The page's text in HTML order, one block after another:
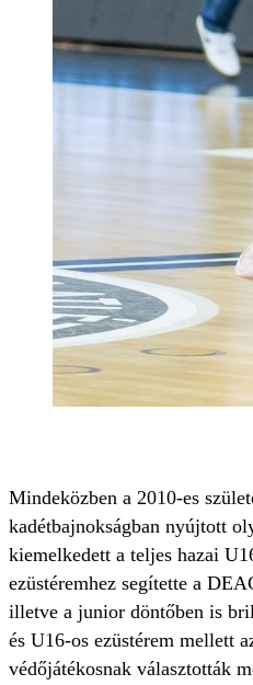
Mindeközben a 2010-es
kadétbajnokságban nyújtott
kiemelkedett a teljes hazai
ezüstéremhez segítette a
illetve a junior döntőben is
és U16-os ezüstérem mellett
védőjátékosnak választották